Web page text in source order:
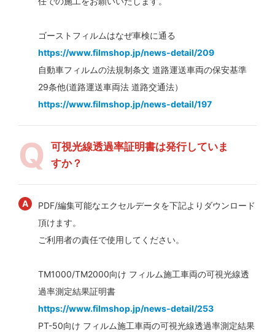
ゴーストフィルムはなぜ車検に通る
https://www.filmshop.jp/news-detail/209
自動車フィルムの法規制条文 道路運送車両の保安基準
29条他(道路運送車両法 道路交通法）
https://www.filmshop.jp/news-detail/197
可視光線透過率証明書は発行していま
すか？
PDF/編集可能なエクセルデータを下記よりダウンロード
頂けます。
ご利用者の責任で使用してください。
TM1000/TM2000向け フィルム施工車両の可視光線透
過率測定結果証明書
https://www.filmshop.jp/news-detail/253
PT-50向け フィルム施工車両の可視光線透過率測定結果